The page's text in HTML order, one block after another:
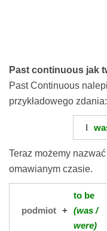
Past continuous jak
Past Continuous
przykładowego zdania:
I
Teraz możemy
omawianym czasie.
podmiot +
to be
(was /
were)